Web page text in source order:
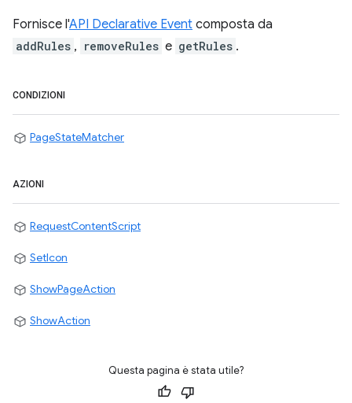
Fornisce l'API Declarative Event composta da
addRules , removeRules e getRules .
CONDIZIONI
PageStateMatcher
AZIONI
RequestContentScript
SetIcon
ShowPageAction
ShowAction
Questa pagina è stata utile?